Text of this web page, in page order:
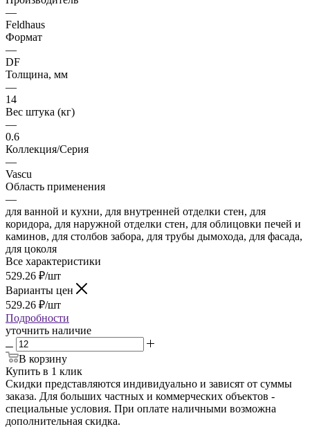
—
Feldhaus
Формат
—
DF
Толщина, мм
—
14
Вес штука (кг)
—
0.6
Коллекция/Серия
—
Vascu
Область применения
—
для ванной и кухни, для внутренней отделки стен, для
коридора, для наружной отделки стен, для облицовки печей и
каминов, для столбов забора, для трубы дымохода, для фасада,
для цоколя
Все характеристики
529.26 ₽/шт
Варианты цен
529.26 ₽/шт
Подробности
уточнить наличие
В корзину
Купить в 1 клик
Скидки представляются индивидуально и зависят от суммы
заказа. Для больших частных и коммерческих объектов -
специальные условия. При оплате наличными возможна
дополнительная скидка.